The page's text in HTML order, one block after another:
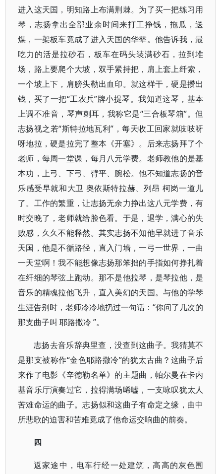
进入这天国，明知路上布满荆棘。为了买一把练习用
琴，志扬拿出全部业余时间来打工挣钱，拖瓜，送
煤，一架板车竟成了进入天国的华辇。他告诉我，最
吃力的活是拉砂石，板车在码头装满砂石，拉到堆
场，路上要爬个大坡，双手紧持把，肩上套上纤索，
一个坡上下，肩膀头勒出血印。就这样干，硬是攒出
钱，买了一把“工农兵”牌小提琴。我知道这琴，基本
上调不准音，琴声刺耳，我称它是“三合板琴箱”。但
志扬视之若“斯特拉地瓦利”，每天收工回家就吱吱呀
呀地拉，硬是拉完了整本《开塞》。后来志扬拜了个
老师，每周一堂课，每月八元学费。老师教他的是基
本功，上弓、下弓、臂平、腕松。他不知道志扬的音
乐感受早就和大卫 奥依斯特拉赫、列昂 柯岗一道儿
了。工作的繁重，让志扬无余力挣出这八元学费，有
时交晚了，老师就给脸色看。于是，退学，满心的失
败感，久久不能释然。其实志扬不知他早就进了音乐
天国，他是不循路径，直入门墙，一弓一世界，一曲
一天堂啊！我不能想像志扬那笨拙的手指如何挣扎着
在纤细的琴弦上跑动。那不是他拉琴，是琴拉他，是
音乐的精魂拉他飞升，直入美幻的天国。与他的学琴
生涯告别时，老师冷冷地扔过一句话：“你问了几次的
那支曲子叫 耶路撒冷 ”。
志扬去音乐辞典里查，没查到这曲子。我猜莫不
是那支被称作“金色耶路撒冷”的犹太古曲？这曲子后
来作了电影《辛德勒名单》的主题曲，帕尔曼在卡内
基音乐厅演奏过它，拉得满场唏嘘，一支咏叹犹太人
苦难命运的曲子。志扬似和这曲子有命定之缘，曲中
所悲歌的迫害和苦难竟成了他命运交响曲的前奏。
四
返家途中，电车行经一处建筑，高高的灰色围